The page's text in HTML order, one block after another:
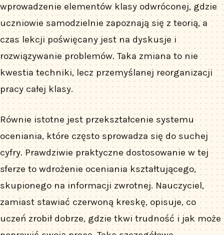
wprowadzenie elementów klasy odwróconej, gdzie
uczniowie samodzielnie zapoznają się z teorią, a
czas lekcji poświęcany jest na dyskusje i
rozwiązywanie problemów. Taka zmiana to nie
kwestia techniki, lecz przemyślanej reorganizacji
pracy całej klasy.
Równie istotne jest przekształcenie systemu
oceniania, które często sprowadza się do suchej
cyfry. Prawdziwie praktyczne dostosowanie w tej
sferze to wdrożenie oceniania kształtującego,
skupionego na informacji zwrotnej. Nauczyciel,
zamiast stawiać czerwoną kreskę, opisuje, co
uczeń zrobił dobrze, gdzie tkwi trudność i jak może